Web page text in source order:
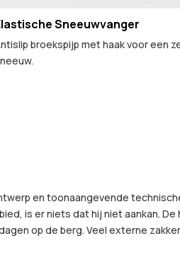
Sneeuwvanger
broekspijp met haak voor een
en toonaangevende
is er niets dat hij niet aankan.
op de berg. Veel externe